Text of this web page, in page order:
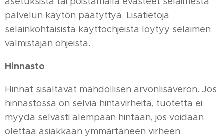
palvelun käytön päätyttyä. Lisätietoja
selainkohtaisista käyttöohjeista löytyy selaimen
valmistajan ohjeista.
Hinnasto
Hinnat sisältävät mahdollisen arvonlisäveron. Jos
hinnastossa on selviä hintavirheitä, tuotetta ei
myydä selvästi alempaan hintaan, jos voidaan
olettaa asiakkaan ymmärtäneen virheen